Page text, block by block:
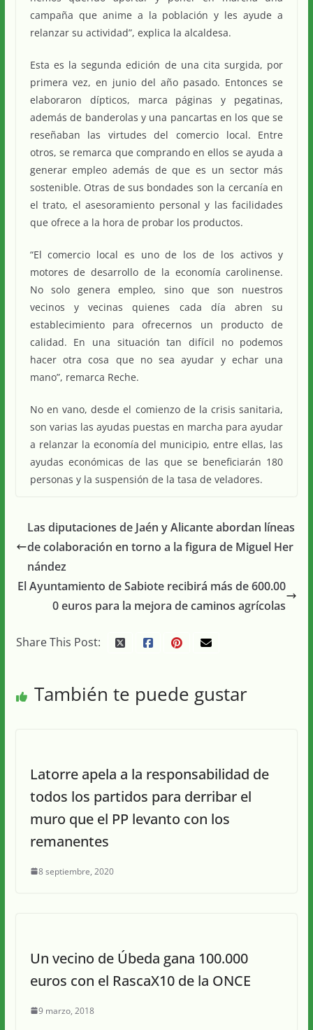
campaña que anime a la población y les ayude a
relanzar su actividad”, explica la alcaldesa.
Esta es la segunda edición de una cita surgida, por
primera vez, en junio del año pasado. Entonces se
elaboraron dípticos, marca páginas y pegatinas,
además de banderolas y una pancartas en los que se
reseñaban las virtudes del comercio local. Entre
otros, se remarca que comprando en ellos se ayuda a
generar empleo además de que es un sector más
sostenible. Otras de sus bondades son la cercanía en
el trato, el asesoramiento personal y las facilidades
que ofrece a la hora de probar los productos.
“El comercio local es uno de los de los activos y
motores de desarrollo de la economía carolinense.
No solo genera empleo, sino que son nuestros
vecinos y vecinas quienes cada día abren su
establecimiento para ofrecernos un producto de
calidad. En una situación tan difícil no podemos
hacer otra cosa que no sea ayudar y echar una
mano”, remarca Reche.
No en vano, desde el comienzo de la crisis sanitaria,
son varias las ayudas puestas en marcha para ayudar
a relanzar la economía del municipio, entre ellas, las
ayudas económicas de las que se beneficiarán 180
personas y la suspensión de la tasa de veladores.
Las diputaciones de Jaén y Alicante abordan líneas
de colaboración en torno a la figura de Miguel Her
nández
El Ayuntamiento de Sabiote recibirá más de 600.00
0 euros para la mejora de caminos agrícolas
Share This Post:
También te puede gustar
Latorre apela a la responsabilidad de
todos los partidos para derribar el
muro que el PP levanto con los
remanentes
8 septiembre, 2020
Un vecino de Úbeda gana 100.000
euros con el RascaX10 de la ONCE
9 marzo, 2018